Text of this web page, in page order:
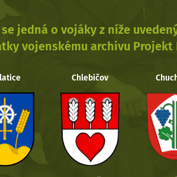
se jedná o vojáky z níže
vojenskému archivu
Chlebičov